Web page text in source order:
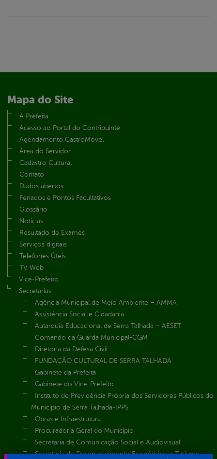
Mapa do Site
A Prefeita
Acesso ao Portal do Contribuinte
Agendamento CastroMóvel
Área do Servidor
Cadastro Cultural
Contato
Dados abertos
Feriados e Pontos Facultativos
Glossário
Notícias
Resultado de Exames
Serviços digitais
Telefones Úteis
TV Web
Vice-Prefeito
Secretarias
Agência Municipal de Meio Ambiente – AMMA
Assistência Social e Cidadania
Autarquia Educacional de Serra Talhada – AESET
Comando da Guarda Municipal-CGM
Diretoria da Defesa Civil
FUNDAÇÃO CULTURAL DE SERRA TALHADA
Gabinete da Prefeita
Gabinete do Vice-Prefeito
Instituto de Previdência Própria dos Servidores Públicos do
Município de Serra Talhada-IPPS
Obras e Infraestrutura
Procuradoria Geral do Município
Secretaria de Comunicação Social e Audiovisual
Secretaria de Desenvolvimento Econômico e Turismo